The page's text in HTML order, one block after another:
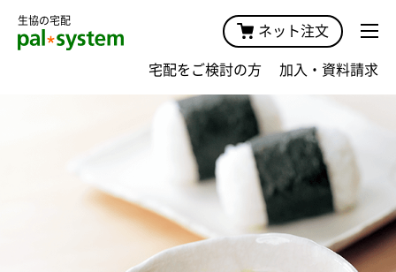
生協の宅配
ネット注文
宅配をご検討の方 加入・資料請求